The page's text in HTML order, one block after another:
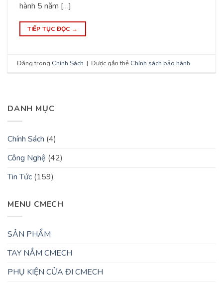
hành 5 năm […]
TIẾP TỤC ĐỌC →
Đăng trong Chính Sách | Được gắn thẻ Chính sách bảo hành
DANH MỤC
Chính Sách (4)
Công Nghệ (42)
Tin Tức (159)
MENU CMECH
SẢN PHẨM
TAY NẮM CMECH
PHỤ KIỆN CỬA ĐI CMECH